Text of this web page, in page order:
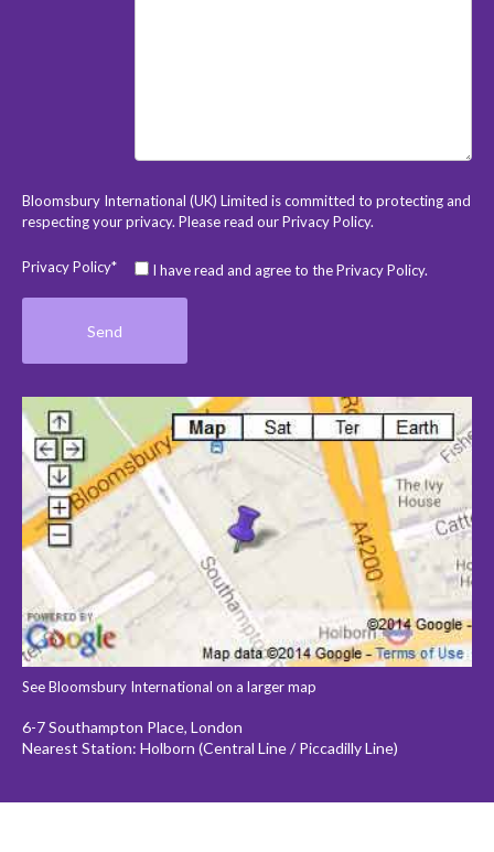
Bloomsbury International (UK) Limited is committed to protecting and
respecting your privacy. Please read ourPrivacy Policy.
Privacy Policy* I have read and agree to the Privacy Policy.
See Bloomsbury International on a larger map
6-7 Southampton Place, London
Nearest Station: Holborn (Central Line / Piccadilly Line)